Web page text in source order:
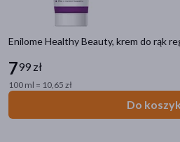
Enilome Healthy Beauty, krem do rąk
799 zł
100 ml = 10,65 zł
Do
Kategorie produktów
Pielęgnacja dłoni
Kremy i balsamy do rąk